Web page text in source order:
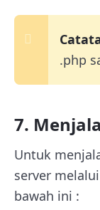
.php
7.
Untuk
server
bawah ini :